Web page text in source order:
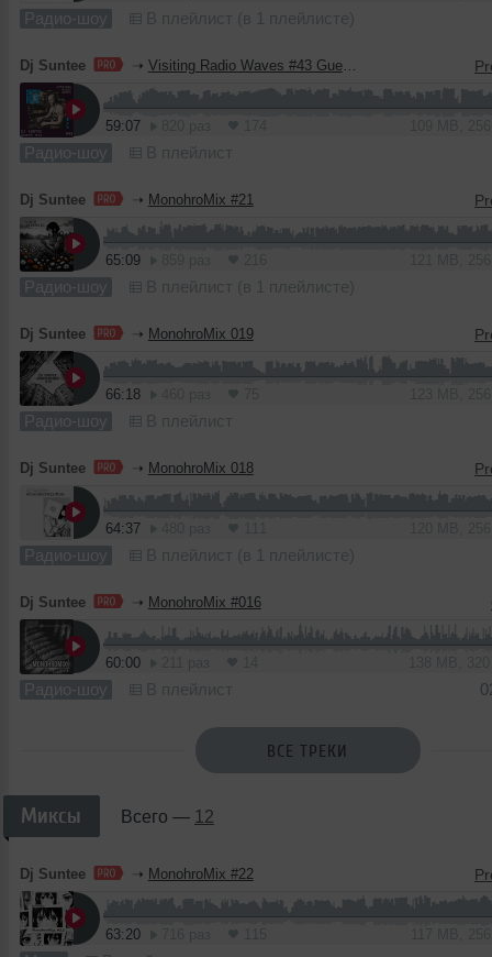
Радио-шоу В плейлист (в 1 плейлисте)
Dj Suntee ➝ Visiting Radio Waves #43 Guest Mix Dj Suntee
59:07
Радио-шоу В плейлист
Dj Suntee ➝ MonohroMix #21
65:09
Радио-шоу В плейлист (в 1 плейлисте)
Dj Suntee ➝ MonohroMix 019
66:18
Радио-шоу В плейлист
Dj Suntee ➝ MonohroMix 018
64:37
Радио-шоу В плейлист (в 1 плейлисте)
Dj Suntee ➝ MonohroMix #016
60:00
Радио-шоу В плейлист
ВСЕ ТРЕКИ
Миксы Всего — 12
Dj Suntee ➝ MonohroMix #22
63:20